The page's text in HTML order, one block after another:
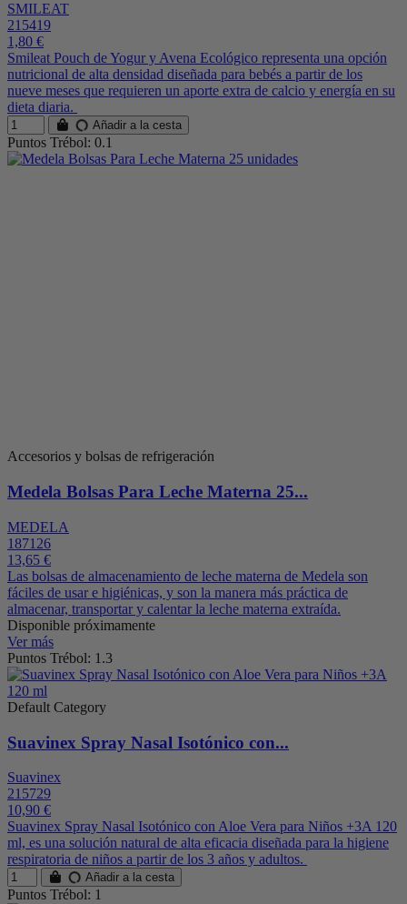
SMILEAT
215419
1,80 €
Smileat Pouch de Yogur y Avena Ecológico representa una opción
nutricional de alta densidad diseñada para bebés a partir de los
nueve meses que requieren un aporte extra de calcio y energía en su
dieta diaria.
Añadir a la cesta
Puntos Trébol: 0.1
Accesorios y bolsas de refrigeración
Medela Bolsas Para Leche Materna 25...
MEDELA
187126
13,65 €
Las bolsas de almacenamiento de leche materna de Medela son
fáciles de usar e higiénicas, y son la manera más práctica de
almacenar, transportar y calentar la leche materna extraída.
Disponible próximamente
Ver más
Puntos Trébol: 1.3
Default Category
Suavinex Spray Nasal Isotónico con...
Suavinex
215729
10,90 €
Suavinex Spray Nasal Isotónico con Aloe Vera para Niños +3A 120
ml, es una solución natural de alta eficacia diseñada para la higiene
respiratoria de niños a partir de los 3 años y adultos.
Añadir a la cesta
Puntos Trébol: 1